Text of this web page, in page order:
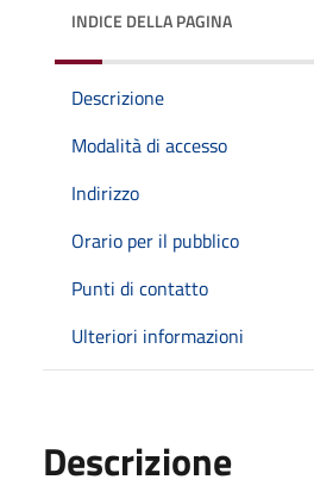
INDICE DELLA PAGINA
Descrizione
Modalità di accesso
Indirizzo
Orario per il pubblico
Punti di contatto
Ulteriori informazioni
Descrizione